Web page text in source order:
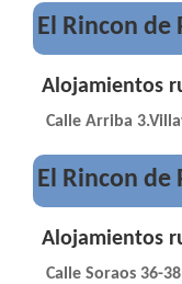
El Rincon de
Alojamientos
Calle Arriba
El Rincon de
Alojamientos
Calle Soraos 36-